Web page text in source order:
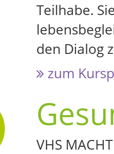
Teilhabe.
den Dialog
zum
VHS